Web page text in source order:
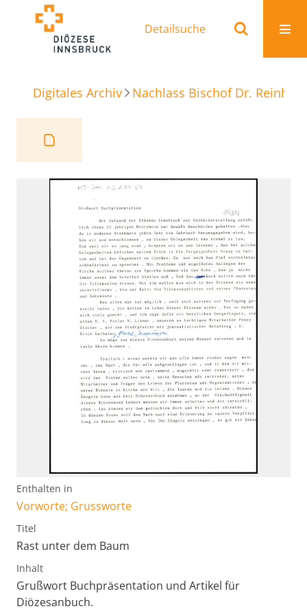
Detailsuche
Digitales Archiv Nachlass Bischof Dr.
Enthalten in
Vorworte; Grussworte
Titel
Rast unter dem Baum
Inhalt
Grußwort Buchpräsentation und Artikel für
Diözesanbuch.